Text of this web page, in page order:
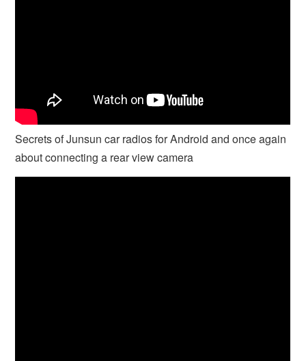
Secrets of Junsun car radios for Android and once again
about connecting a rear view camera